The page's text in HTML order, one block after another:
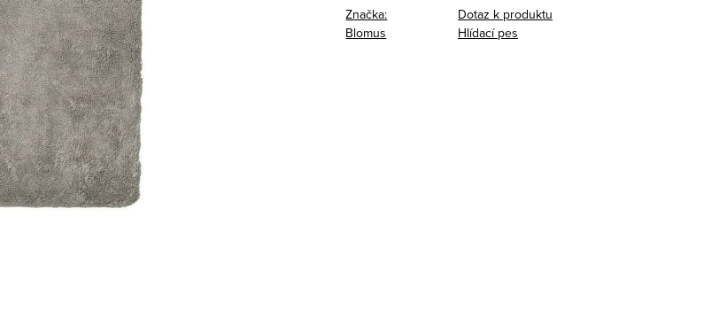
Značka:
Blomus
Dotaz k produktu
Hlídací pes